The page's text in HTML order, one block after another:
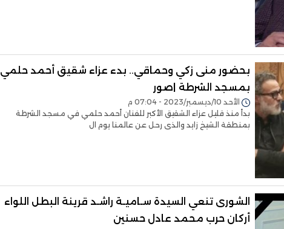
بحضور منى زكي وحماقي.. بدء عزاء شقيق أحمد حلمي
بمسجد الشرطة |صور
الأحد 10/ديسمبر/2023 - 07:04 م
بدأ منذ قليل عزاء الشقيق الأكبر للفنان أحمد حلمي في مسجد الشرطة
بمنطقة الشيخ زايد والذى رحل عن عالمنا يوم ال
الشورى تنعي السيدة سـاميـة راشـد قرينة البطل اللواء
أركان حرب محمد عادل حسنين